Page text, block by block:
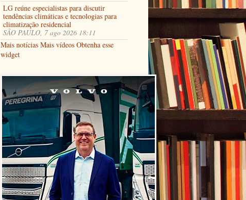
LG reúne especialistas para discutir
tendências climáticas e tecnologias para
climatização residencial
SÃO PAULO, 7 ago 2026 18:11
Mais notícias Mais vídeos Obtenha esse
widget